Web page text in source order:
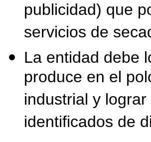
publicidad) que
servicios de
La entidad debe
produce en el
industrial y
identificados de